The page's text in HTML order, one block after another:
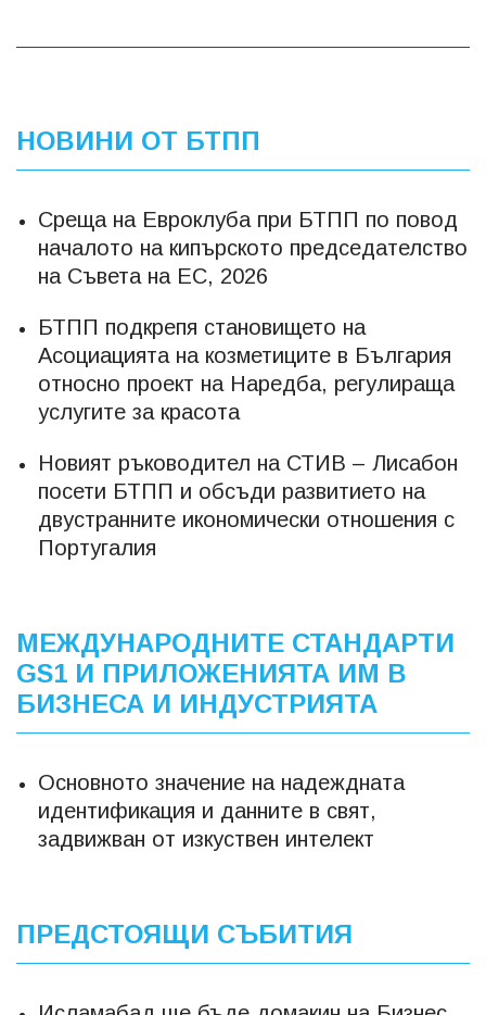
НОВИНИ ОТ БТПП
Среща на Евроклуба при БТПП по повод
началото на кипърското председателство
на Съвета на ЕС, 2026
БТПП подкрепя становището на
Асоциацията на козметиците в България
относно проект на Наредба, регулираща
услугите за красота
Новият ръководител на СТИВ – Лисабон
посети БТПП и обсъди развитието на
двустранните икономически отношения с
Португалия
МЕЖДУНАРОДНИТЕ СТАНДАРТИ
GS1 И ПРИЛОЖЕНИЯТА ИМ В
БИЗНЕСА И ИНДУСТРИЯТА
Основното значение на надеждната
идентификация и данните в свят,
задвижван от изкуствен интелект
ПРЕДСТОЯЩИ СЪБИТИЯ